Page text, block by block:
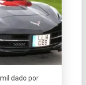
dado por